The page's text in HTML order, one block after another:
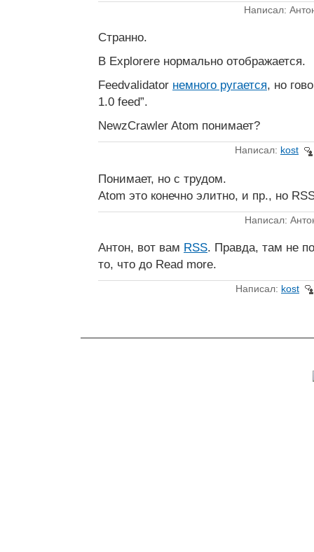
Написал:
Странно.
В Explorere нормально отображается.
Feedvalidator немного ругается, но
1.0 feed”.
NewzCrawler Atom понимает?
Написал: kost
Понимает, но с трудом.
Atom это конечно элитно, и пр., но
Написал:
Антон, вот вам RSS. Правда, там не
то, что до Read more.
Написал: kost